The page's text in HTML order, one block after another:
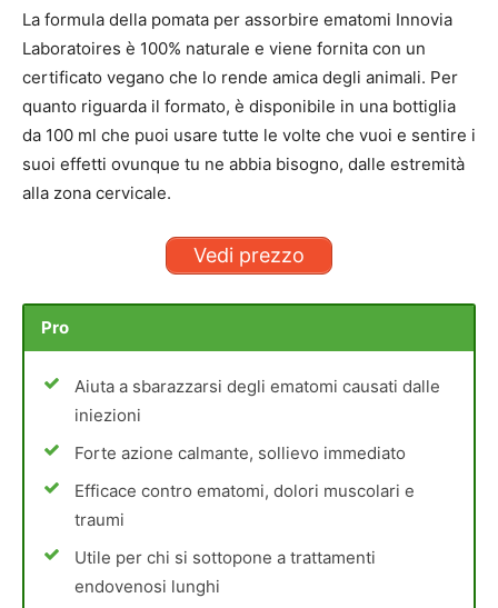
La formula della pomata per assorbire ematomi Innovia
Laboratoires è 100% naturale e viene fornita con un
certificato vegano che lo rende amica degli animali. Per
quanto riguarda il formato, è disponibile in una bottiglia
da 100 ml che puoi usare tutte le volte che vuoi e sentire i
suoi effetti ovunque tu ne abbia bisogno, dalle estremità
alla zona cervicale.
Vedi prezzo
Pro
Aiuta a sbarazzarsi degli ematomi causati dalle
iniezioni
Forte azione calmante, sollievo immediato
Efficace contro ematomi, dolori muscolari e
traumi
Utile per chi si sottopone a trattamenti
endovenosi lunghi